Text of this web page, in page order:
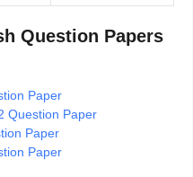
Question Papers
Paper
Question Paper
Paper
Paper